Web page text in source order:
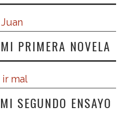
PRIMERA NOVELA
SEGUNDO ENSAYO